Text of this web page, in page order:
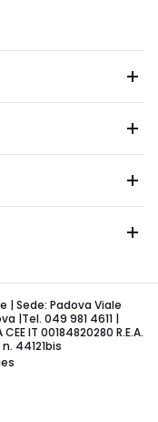
| Sede: Padova Viale
|Tel. 049 981 4611 |
IT 00184820280 R.E.A.
44121bis